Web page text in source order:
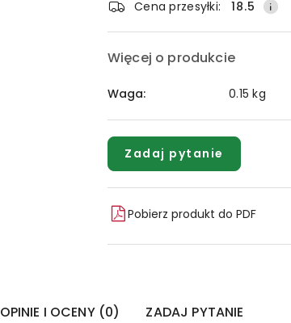
Cena przesyłki:
18.5
Więcej o produkcie
Waga: 0.15 kg
Zadaj pytanie
Pobierz produkt do PDF
OPINIE I OCENY (0) ZADAJ PYTANIE